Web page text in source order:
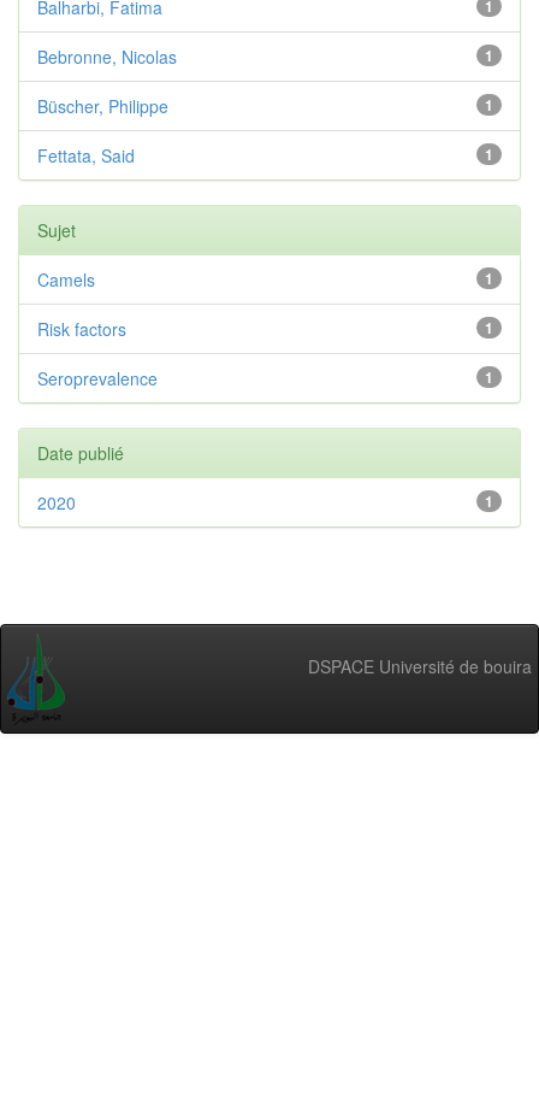
1
Balharbi, Fatima
1
Bebronne, Nicolas
1
Büscher, Philippe
1
Fettata, Said
Sujet
1
Camels
1
Risk factors
1
Seroprevalence
Date publié
1
2020
DSPACE Université de bouira